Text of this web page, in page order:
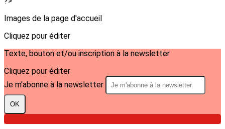
Images de la page d'accueil
Cliquez pour éditer
Texte, bouton et/ou inscription à la newsletter
Cliquez pour éditer
Je m'abonne à la newsletter
OK